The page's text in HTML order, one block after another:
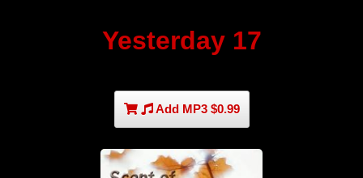
Yesterday 17
Add MP3 $0.99